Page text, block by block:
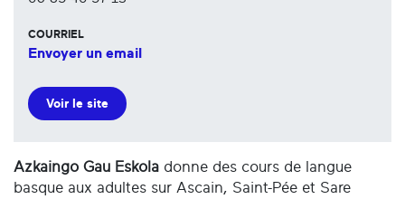
COURRIEL
Envoyer un email
Voir le site
Azkaingo Gau Eskola donne des cours de langue
basque aux adultes sur Ascain, Saint-Pée et Sare